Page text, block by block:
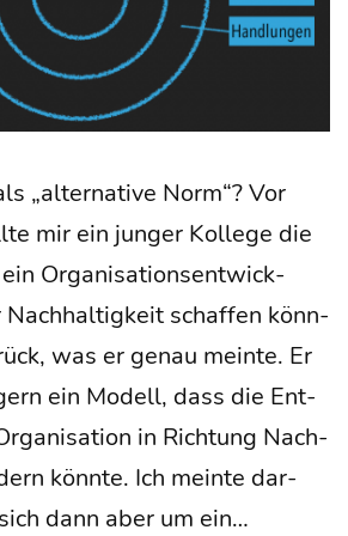
„alter­na­ti­ve Norm“? Vor
mir ein jun­ger Kol­le­ge die
Orga­ni­sa­ti­ons­ent­wick­
schaf­fen könn­
was er genau mein­te. Er
ein Modell, dass die Ent­
in Rich­tung Nach­
könn­te. Ich mein­te dar­
dann aber um ein…